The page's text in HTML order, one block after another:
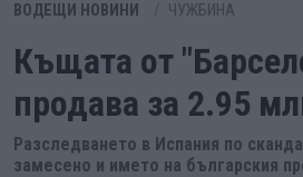
ВОДЕЩИ НОВИНИ ЧУЖБИНА
Къщата от
продава за 2.95
Разследването в Испания по
замесено и името на българския